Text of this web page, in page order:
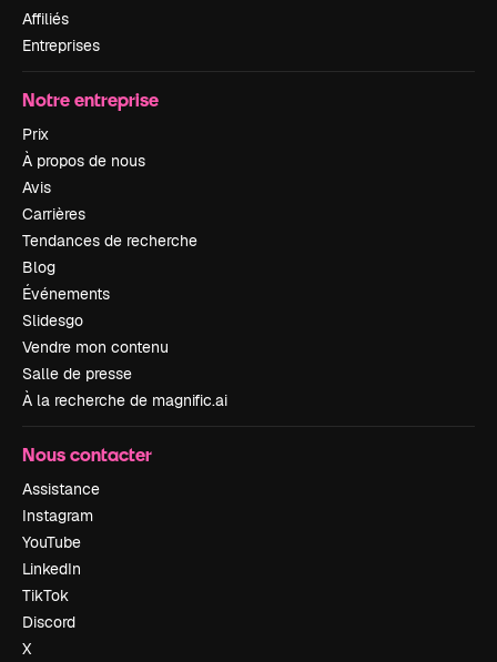
Affiliés
Entreprises
Notre entreprise
Prix
À propos de nous
Avis
Carrières
Tendances de recherche
Blog
Événements
Slidesgo
Vendre mon contenu
Salle de presse
À la recherche de magnific.ai
Nous contacter
Assistance
Instagram
YouTube
LinkedIn
TikTok
Discord
X